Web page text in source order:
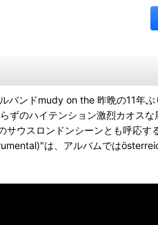
バンドmudy on the 昨晩の11年ぶ
ずのハイテンション激烈カオ
ウスロンドンシーンとも呼応
は、アルバムでは